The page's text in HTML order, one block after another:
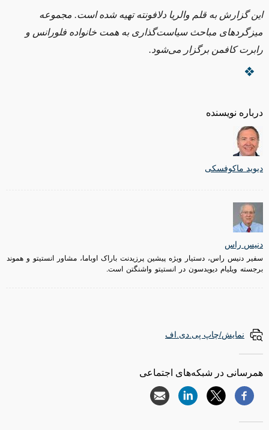
درباره نویسنده
دیوید ماکوفسکی
دنیس راس
سفیر دنیس راس، دستیار ویژه پیشین پرزیدنت باراک اوباما، مشاور انستیتو و هموند
برجسته ویلیام دیویدسون در انستیتو واشنگتن است.
این گزارش به قلم والریا دلافونته تهیه شده است. مجموعه
میزگردهای مباحث سیاست‌گذاری به همت خانواده فلورانس و
رابرت کافمن برگزار می‌شود.
نمایش/چاپ پی.دی.اف
همرسانی در شبکه‌های اجتماعی